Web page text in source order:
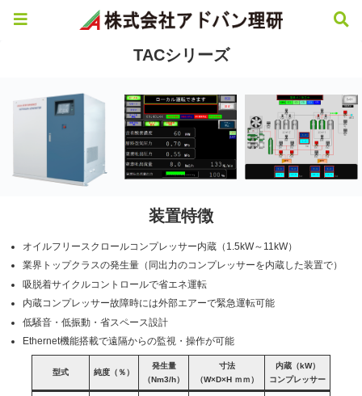
TACシリーズ
装置特徴
オイルフリースクロールコンプレッサー内蔵（1.5kW～11kW）
業界トップクラスの発生量（同出力のコンプレッサーを内蔵した装置で）
吸脱着サイクルコントロールで省エネ運転
内蔵コンプレッサー故障時には外部エアーで緊急運転可能
低騒音・低振動・省スペース設計
Ethernet機能搭載で遠隔からの監視・操作が可能
型式 純度（％）
発生量
（Nm3/h）
寸法
（W×D×H ｍｍ）
内蔵（kW）
コンプレッサー